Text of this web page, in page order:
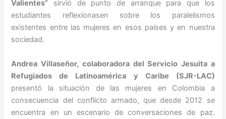
Valientes” sirvió de punto de arranque para que los
estudiantes reflexionasen sobre los paralelismos
existentes entre las mujeres en esos países y en nuestra
sociedad.
Andrea Villaseñor, colaboradora del Servicio Jesuita a
Refugiados de Latinoamérica y Caribe (SJR-LAC)
presentó la situación de las mujeres en Colombia a
consecuencia del conflicto armado, que desde 2012 se
encuentra en un escenario de conversaciones de paz.